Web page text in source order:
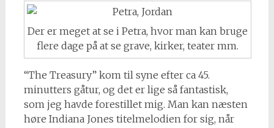
Der er meget at se i Petra, hvor man kan bruge
flere dage på at se grave, kirker, teater mm.
“The Treasury” kom til syne efter ca 45.
minutters gåtur, og det er lige så fantastisk,
som jeg havde forestillet mig. Man kan næsten
høre Indiana Jones titelmelodien for sig, når